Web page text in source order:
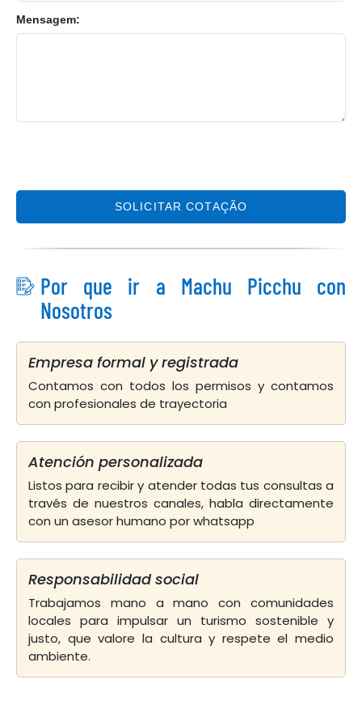
Mensagem:
SOLICITAR COTAÇÃO
Por que ir a Machu Picchu con
Nosotros
Empresa formal y registrada
Contamos con todos los permisos y contamos
con profesionales de trayectoria
Atención personalizada
Listos para recibir y atender todas tus consultas a
través de nuestros canales, habla directamente
con un asesor humano por whatsapp
Responsabilidad social
Trabajamos mano a mano con comunidades
locales para impulsar un turismo sostenible y
justo, que valore la cultura y respete el medio
ambiente.